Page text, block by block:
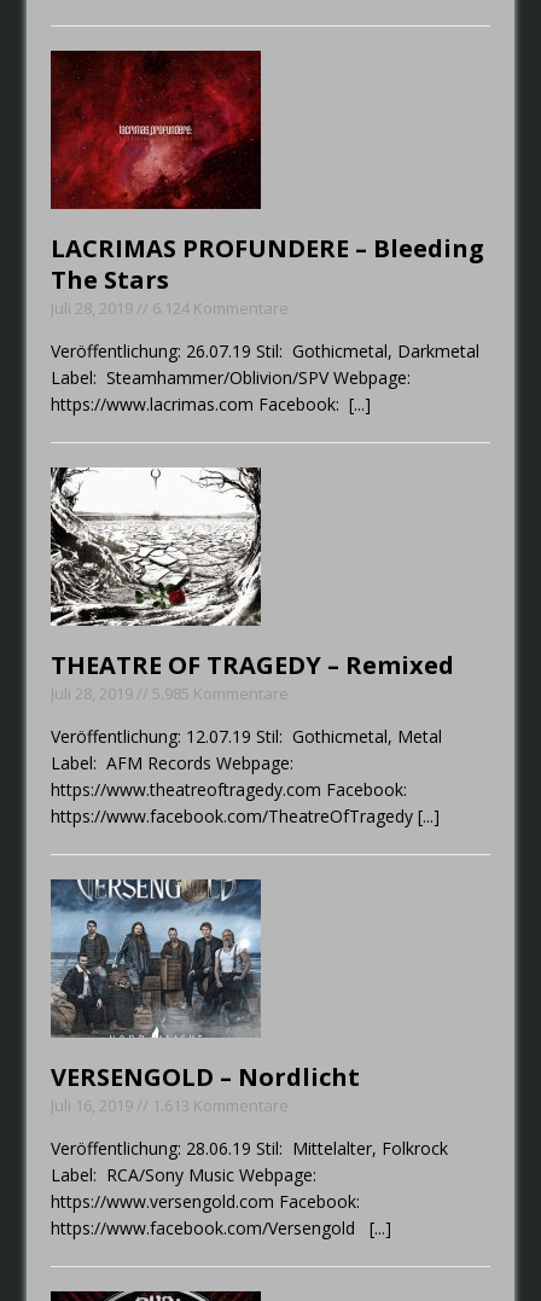
LACRIMAS PROFUNDERE – Bleeding
The Stars
Juli 28, 2019 // 6.124 Kommentare
Veröffentlichung: 26.07.19 Stil: Gothicmetal, Darkmetal
Label: Steamhammer/Oblivion/SPV Webpage:
https://www.lacrimas.com Facebook:[...]
THEATRE OF TRAGEDY – Remixed
Juli 28, 2019 // 5.985 Kommentare
Veröffentlichung: 12.07.19 Stil: Gothicmetal, Metal
Label: AFM Records Webpage:
https://www.theatreoftragedy.com Facebook:
https://www.facebook.com/TheatreOfTragedy[...]
VERSENGOLD – Nordlicht
Juli 16, 2019 // 1.613 Kommentare
Veröffentlichung: 28.06.19 Stil: Mittelalter, Folkrock
Label: RCA/Sony Music Webpage:
https://www.versengold.com Facebook:
https://www.facebook.com/Versengold[...]